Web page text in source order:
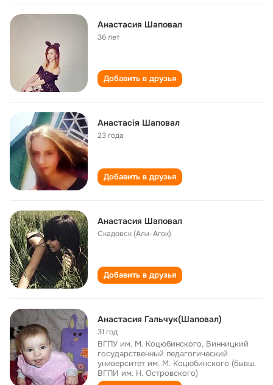
Анастасия Шаповал
36 лет
Добавить в друзья
Анастасія Шаповал
23 года
Добавить в друзья
Анастасия Шаповал
Скадовск (Али-Агок)
Добавить в друзья
Анастасия Гальчук(Шаповал)
31 год
ВГПУ им. М. Коцюбинского, Винницкий
государственный педагогический
университет им. М. Коцюбинского (бывш.
ВГПИ им. Н. Островского)